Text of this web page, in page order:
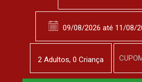
2 Adultos, 0 Criança